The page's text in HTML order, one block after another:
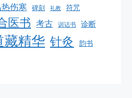
伤寒 碑刻 礼教 符咒
医书 考古 训诂书 诊断
藏精华 针灸 韵书